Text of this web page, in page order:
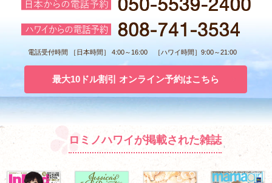
電話受付時間 ［日本時間］ 4:00～16:00 ［ハワイ時間］9:00～21:00
最大10ドル割引 オンライン予約はこちら
ロミノハワイが掲載された雑誌